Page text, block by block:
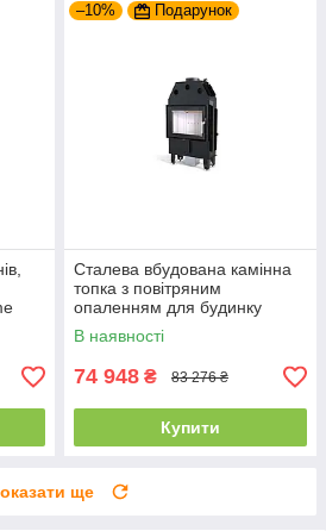
–10% Подарунок
Сталева вбудована камінна
топка з повітряним
опаленням для будинку
DEFRO HOME INTRA SLIM
SM (6 кВт)
В наявності
74 948 ₴ 83 276 ₴
Купити
ще